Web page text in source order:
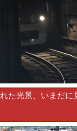
た光景、いまだに